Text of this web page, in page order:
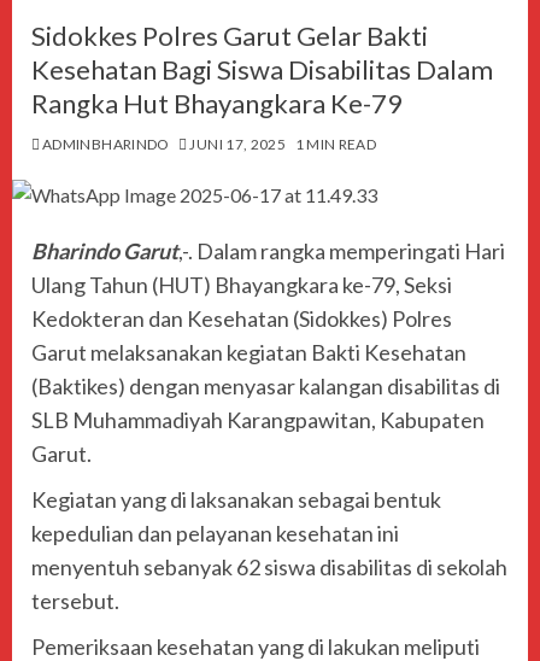
Sidokkes Polres Garut Gelar Bakti
Kesehatan Bagi Siswa Disabilitas Dalam
Rangka Hut Bhayangkara Ke-79
ADMINBHARINDO JUNI 17, 2025 1 MIN READ
Bharindo Garut,-. Dalam rangka memperingati Hari
Ulang Tahun (HUT) Bhayangkara ke-79, Seksi
Kedokteran dan Kesehatan (Sidokkes) Polres
Garut melaksanakan kegiatan Bakti Kesehatan
(Baktikes) dengan menyasar kalangan disabilitas di
SLB Muhammadiyah Karangpawitan, Kabupaten
Garut.
Kegiatan yang di laksanakan sebagai bentuk
kepedulian dan pelayanan kesehatan ini
menyentuh sebanyak 62 siswa disabilitas di sekolah
tersebut.
Pemeriksaan kesehatan yang di lakukan meliputi